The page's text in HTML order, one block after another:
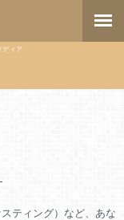
ディア
ティング）など、あな